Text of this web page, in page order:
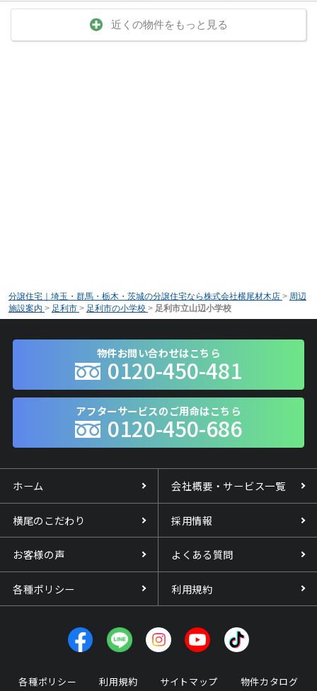
近くの物件をもっと見る
分譲住宅｜埼玉・群馬・栃木・茨城の分譲住宅なら株式会社横尾材木店 > 周辺
施設案内 > 足利市 > 足利市の小学校 > 足利市立山辺小学校
物件お問い合わせはこちら
0120-450-481
アフターサービスのご用命はこちら
0120-450-686
ホーム 会社概要・サービス一覧
横尾のこだわり 採用情報
お客様の声 よくある質問
各種ポリシー 利用規約
各種ポリシー 利用規約 サイトマップ 物件カタログ